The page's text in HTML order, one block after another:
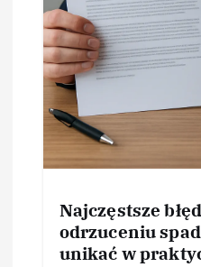
Najczęstsze
odrzuceniu
unikać w